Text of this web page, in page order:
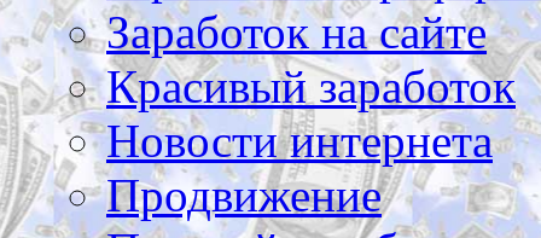
Заработок на сайте
Красивый заработок
Новости интернета
Продвижение